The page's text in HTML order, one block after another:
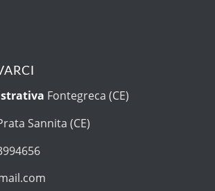
Fontegreca (CE)
Sannita (CE)